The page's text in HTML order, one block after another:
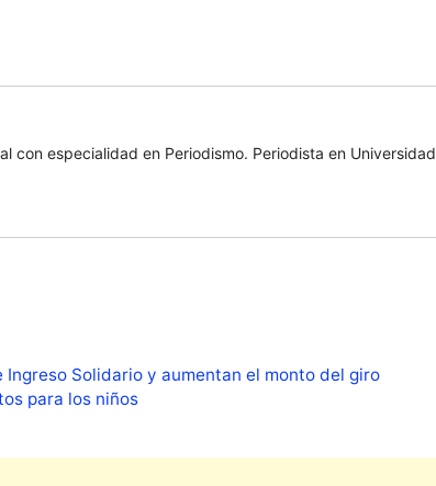
con especialidad en Periodismo. Periodista en Universidad
Solidario y aumentan el monto del giro
para los niños